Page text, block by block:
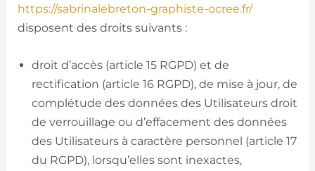
https://sabrinalebreton-graphiste-ocree.fr/
disposent des droits suivants :
droit d’accès (article 15 RGPD) et de
rectification (article 16 RGPD), de mise à jour, de
complétude des données des Utilisateurs droit
de verrouillage ou d’effacement des données
des Utilisateurs à caractère personnel (article 17
du RGPD), lorsqu’elles sont inexactes,